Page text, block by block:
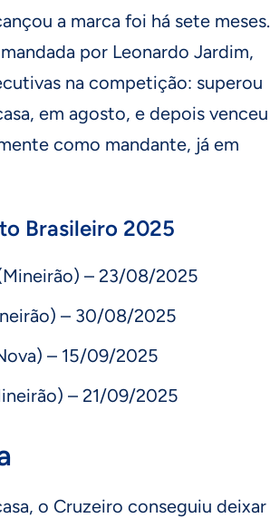
a marca foi há sete meses.
por Leonardo Jardim,
na competição: superou
em agosto, e depois venceu
como mandante, já em
Brasileiro 2025
– 23/08/2025
– 30/08/2025
– 15/09/2025
– 21/09/2025
o Cruzeiro conseguiu deixar